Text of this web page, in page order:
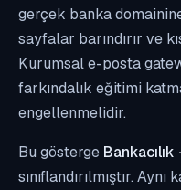
gerçek banka
sayfalar barındırır ve
Kurumsal e-posta
farkındalık eğitimi
engellenmelidir.
Bu gösterge
sınıflandırılmıştır.